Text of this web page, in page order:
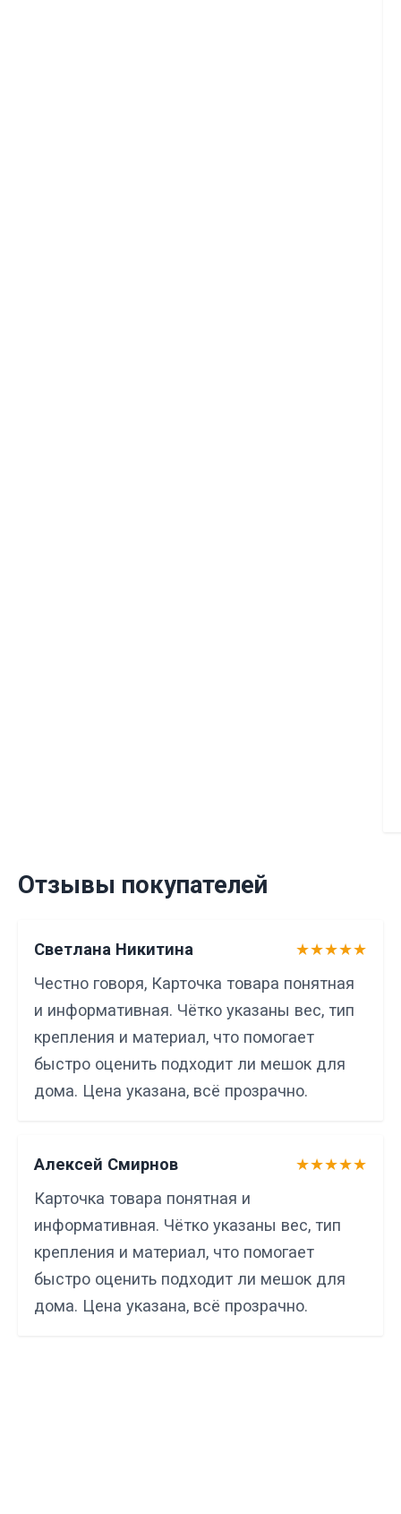
Отзывы покупателей
Светлана Никитина
★★★★★
Честно говоря, Карточка товара понятная
и информативная. Чётко указаны вес, тип
крепления и материал, что помогает
быстро оценить подходит ли мешок для
дома. Цена указана, всё прозрачно.
Алексей Смирнов
★★★★★
Карточка товара понятная и
информативная. Чётко указаны вес, тип
крепления и материал, что помогает
быстро оценить подходит ли мешок для
дома. Цена указана, всё прозрачно.